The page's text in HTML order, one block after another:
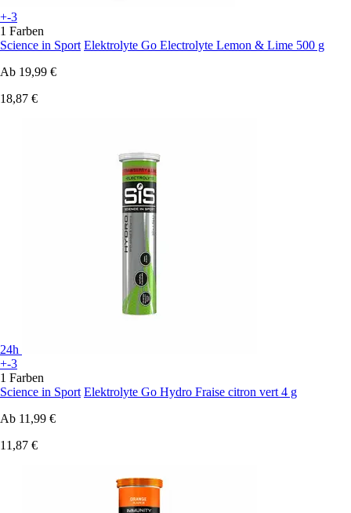
+-3
1 Farben
Science in Sport Elektrolyte Go Electrolyte Lemon & Lime 500 g
Ab 19,99 €
18,87 €
24h
+-3
1 Farben
Science in Sport Elektrolyte Go Hydro Fraise citron vert 4 g
Ab 11,99 €
11,87 €